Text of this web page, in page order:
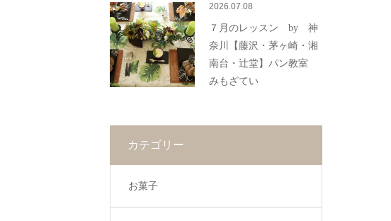
2026.07.08
７月のレッスン by 神
奈川【藤沢・茅ヶ崎・湘
南台・辻堂】パン教室
みもざてい
カテゴリー
お菓子